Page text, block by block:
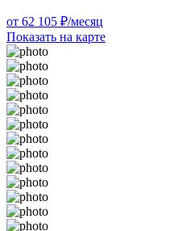
от 62 105 ₽/месяц
Показать на карте